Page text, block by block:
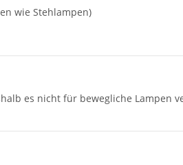
wie Stehlampen)
es nicht für bewegliche Lampen